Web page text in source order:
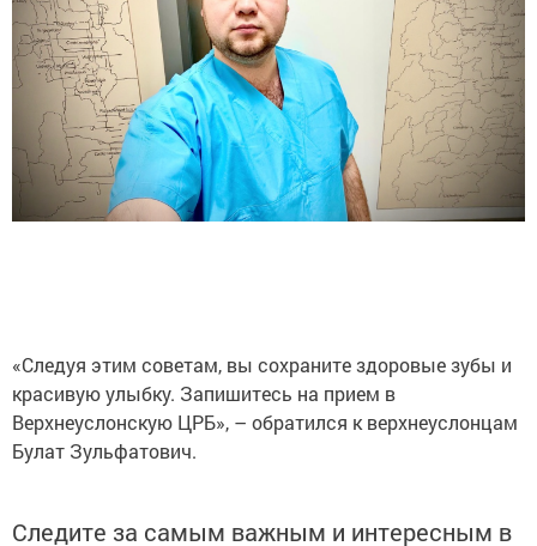
«Следуя этим советам, вы сохраните здоровые зубы и
красивую улыбку. Запишитесь на прием в
Верхнеуслонскую ЦРБ», – обратился к верхнеуслонцам
Булат Зульфатович.
Следите за самым важным и интересным в